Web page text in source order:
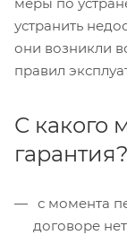
устранить
они возникли
правил
С какого
гарантия?
с момента
договоре